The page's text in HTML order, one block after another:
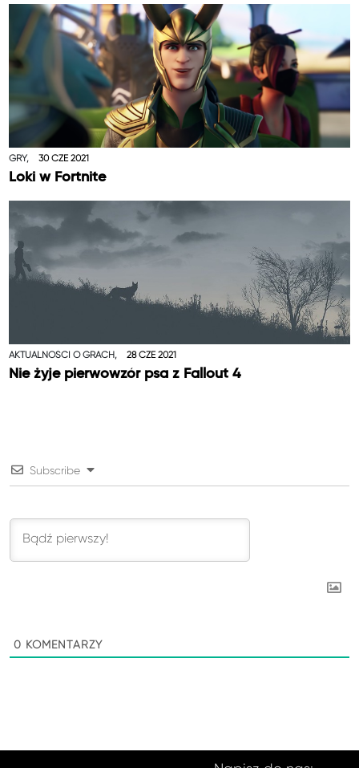
GRY, 30 CZE 2021
Loki w Fortnite
AKTUALNOŚCI O GRACH, 28 CZE 2021
Nie żyje pierwowzór psa z Fallout 4
Subscribe
0 KOMENTARZY